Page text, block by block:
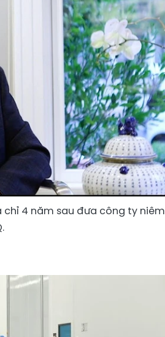
chỉ 4 năm sau đưa công ty niêm